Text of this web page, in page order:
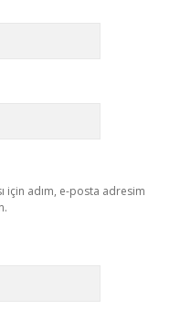
için adım, e-posta adresim